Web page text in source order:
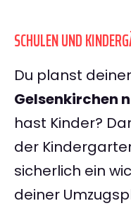
SCHULEN UND
Du planst
Gelsenkirchen
hast Kinder?
der
sicherlich ein
deiner